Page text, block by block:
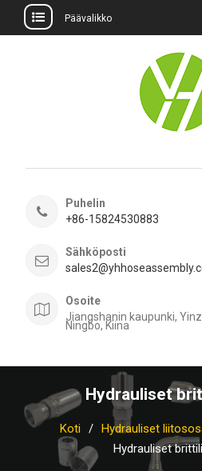
Päävalikko
Puhelin
+86-15824530883
Sähköposti
Osoite
Jiangshanin kaupunki,
Ningbo, Kiina
Hydrauliset
Koti Hydrauliset
Hydrauliset